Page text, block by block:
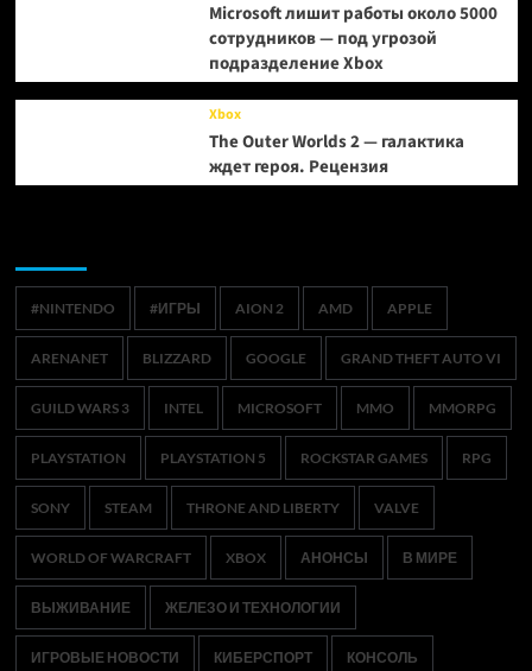
Microsoft лишит работы около 5000
сотрудников — под угрозой
подразделение Xbox
Xbox
The Outer Worlds 2 — галактика
ждет героя. Рецензия
#NINTENDO #ИГРЫ AION 2 AMD APPLE
ARENANET BLIZZARD GOOGLE GRAND THEFT AUTO VI
GUILD WARS 3 INTEL MICROSOFT MMO MMORPG
PLAYSTATION PLAYSTATION 5 ROCKSTAR GAMES RPG
SONY STEAM THRONE AND LIBERTY VALVE
WORLD OF WARCRAFT XBOX АНОНСЫ В МИРЕ
ВЫЖИВАНИЕ ЖЕЛЕЗО И ТЕХНОЛОГИИ
ИГРОВЫЕ НОВОСТИ КИБЕРСПОРТ КОНСОЛЬ